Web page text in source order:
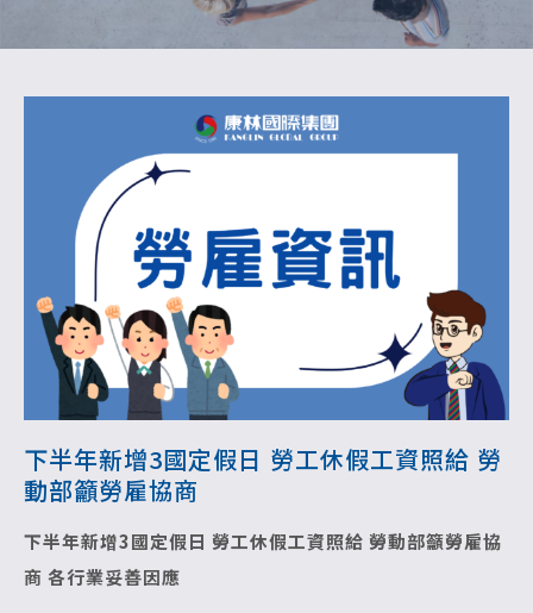
下半年新增3國定假日 勞工休假工資照給 勞
動部籲勞雇協商
下半年新增3國定假日 勞工休假工資照給 勞動部籲勞雇協
商 各行業妥善因應